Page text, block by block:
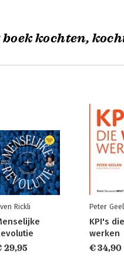
kochten,
Rickli
29,95
Peter
KPI's
werken
€ 34,90